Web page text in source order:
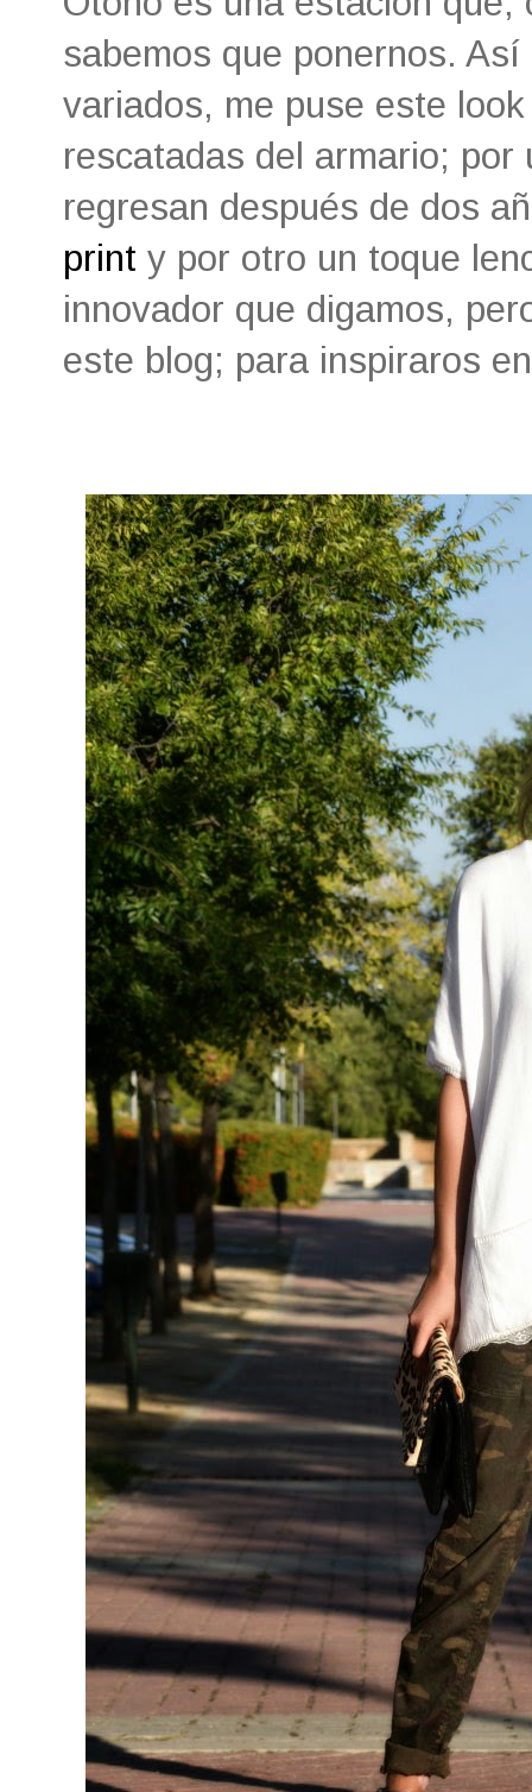
sabemos que ponernos.
variados, me puse este
rescatadas del armario; por
regresan después de dos
print y por otro un toque
innovador que digamos,
este blog; para inspiraros